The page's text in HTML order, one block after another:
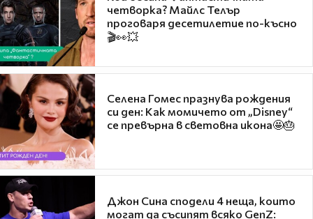
четворка? Майлс Телър
проговаря десетилетие по-късно
🎬👀💥
Селена Гомес празнува рождения
си ден: Как момичето от „Disney“
се превърна в световна икона🤩🎂
Джон Сина сподели 4 неща, които
могат да съсипят всяко GenZ: